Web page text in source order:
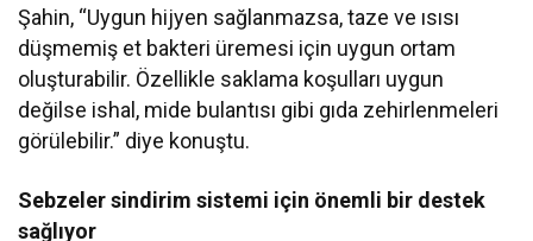
Şahin, “Uygun hijyen sağlanmazsa, taze ve ısısı
düşmemiş et bakteri üremesi için uygun ortam
oluşturabilir. Özellikle saklama koşulları uygun
değilse ishal, mide bulantısı gibi gıda zehirlenmeleri
görülebilir.” diye konuştu.
Sebzeler sindirim sistemi için önemli bir destek
sağlıyor